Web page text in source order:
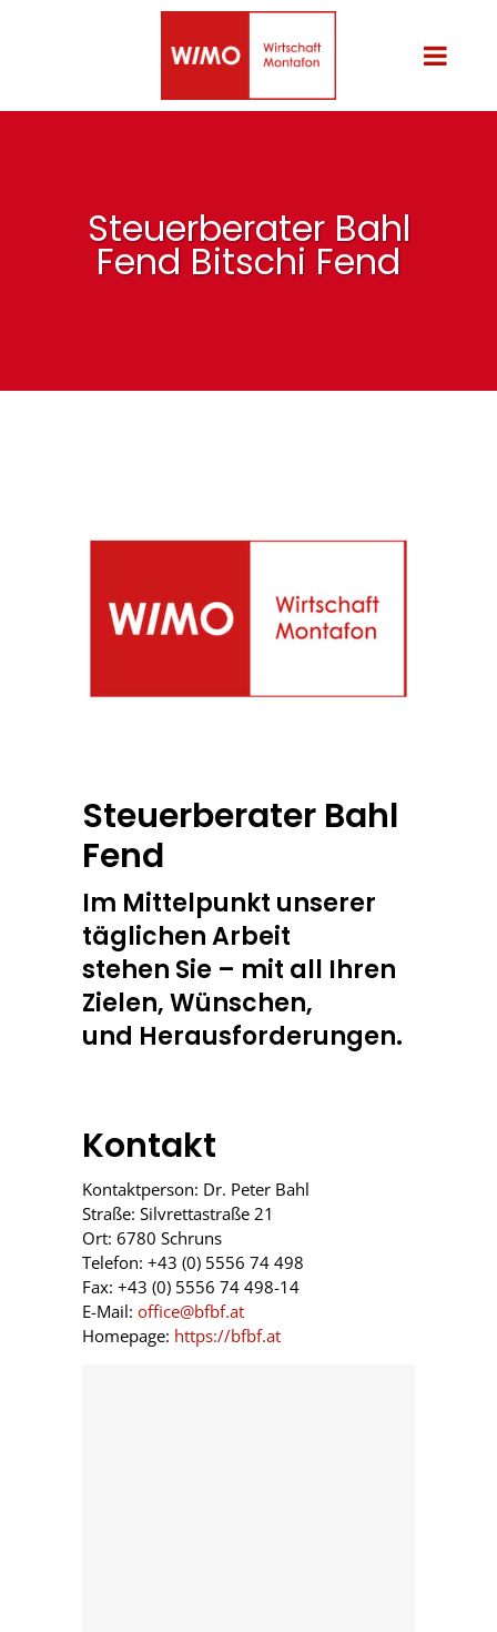
Steuerberater Bahl
Fend Bitschi Fend
Steuerberater Bahl
Fend
Im Mittelpunkt unserer
täglichen Arbeit
stehen Sie – mit all Ihren
Zielen, Wünschen,
und Herausforderungen.
Kontakt
Kontaktperson: Dr. Peter Bahl
Straße: Silvrettastraße 21
Ort: 6780 Schruns
Telefon: +43 (0) 5556 74 498
Fax: +43 (0) 5556 74 498-14
E-Mail: office@bfbf.at
Homepage: https://bfbf.at